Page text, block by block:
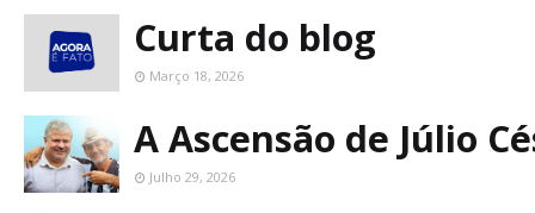
Curta do blog
Março 18, 2026
A Ascensão de Júlio
Julho 29, 2026